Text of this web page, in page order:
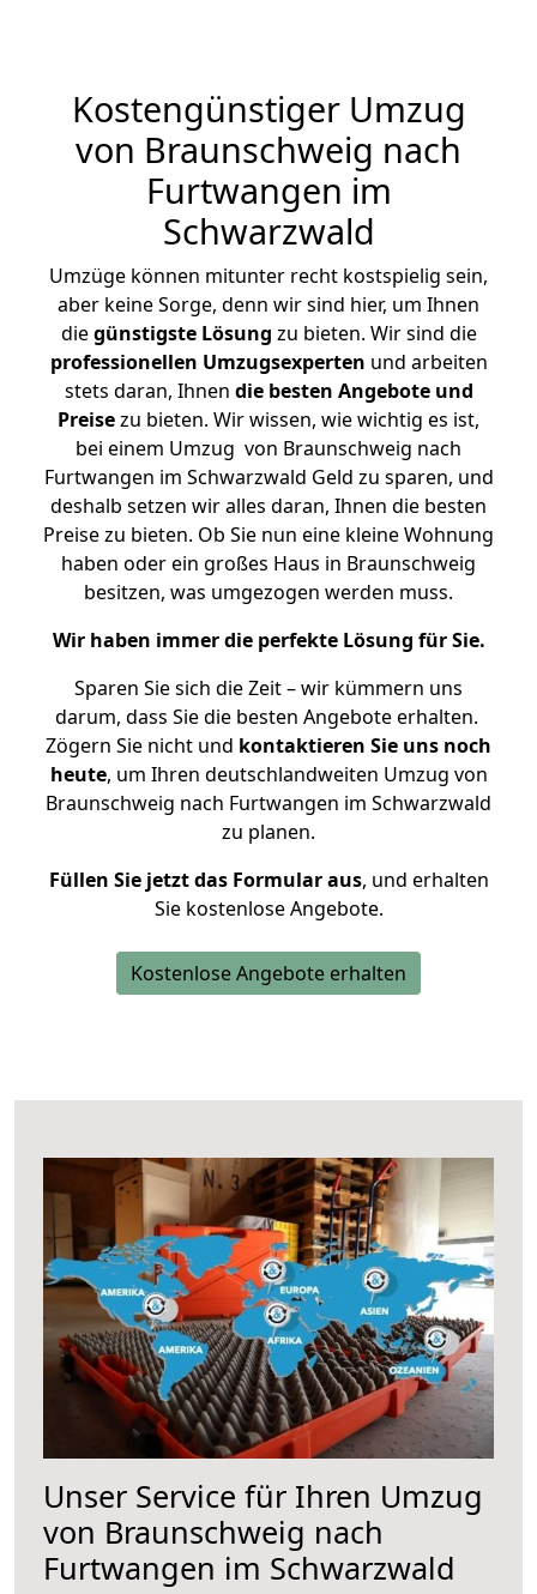
Kostengünstiger Umzug
von Braunschweig nach
Furtwangen im
Schwarzwald
Umzüge können mitunter recht kostspielig sein,
aber keine Sorge, denn wir sind hier, um Ihnen
diegünstigste Lösung zu bieten. Wir sind die
professionellen Umzugsexperten und arbeiten
stets daran, Ihnen die besten Angebote und
Preisezu bieten. Wir wissen, wie wichtig es ist,
bei einem Umzug von Braunschweig nach
Furtwangen im Schwarzwald Geld zu sparen, und
deshalb setzen wir alles daran, Ihnen die besten
Preise zu bieten. Ob Sie nun eine kleine Wohnung
haben oder ein großes Haus in Braunschweig
besitzen, was umgezogen werden muss.
Wir haben immer die perfekte Lösung für Sie.
Sparen Sie sich die Zeit – wir kümmern uns
darum, dass Sie die besten Angebote erhalten.
Zögern Sie nicht und kontaktieren Sie uns noch
heute, um Ihren deutschlandweiten Umzug von
Braunschweig nach Furtwangen im Schwarzwald
zu planen.
Füllen Sie jetzt das Formular aus, und erhalten
Sie kostenlose Angebote.
Kostenlose Angebote erhalten
Unser Service für Ihren Umzug
von Braunschweig nach
Furtwangen im Schwarzwald